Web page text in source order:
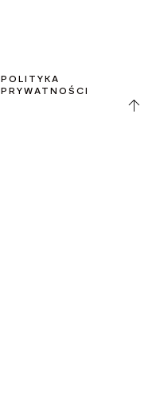
POLITYKA
PRYWATNOŚCI